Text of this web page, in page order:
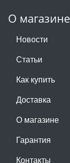
О магазине
Новости
Статьи
Как купить
Доставка
О магазине
Гарантия
Контакты